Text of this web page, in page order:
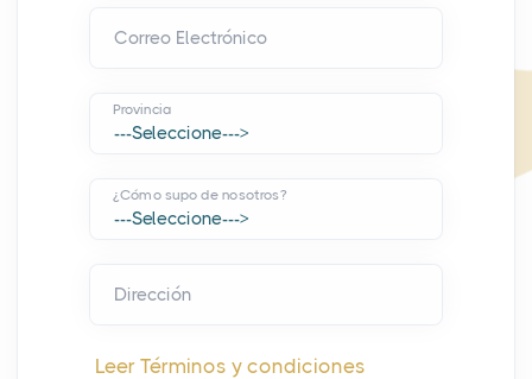
Correo Electrónico
Provincia
¿Cómo supo de nosotros?
Dirección
Leer Términos y condiciones